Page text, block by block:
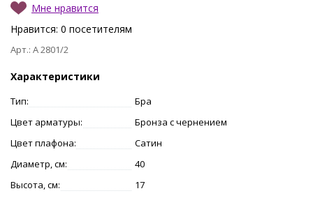
Мне нравится
Нравится: 0 посетителям
Арт.: A 2801/2
Характеристики
Тип:
Бра
Цвет арматуры:
Бронза с чернением
Цвет плафона:
Сатин
Диаметр, см:
40
Высота, см:
17